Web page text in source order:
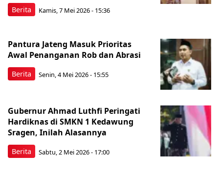
Berita Kamis, 7 Mei 2026 - 15:36
Berita
Pantura Jateng Masuk Prioritas
Awal Penanganan Rob dan Abrasi
Senin, 4 Mei 2026 - 15:55
Berita
Gubernur Ahmad Luthfi Peringati
Hardiknas di SMKN 1 Kedawung
Sragen, Inilah Alasannya
Sabtu, 2 Mei 2026 - 17:00